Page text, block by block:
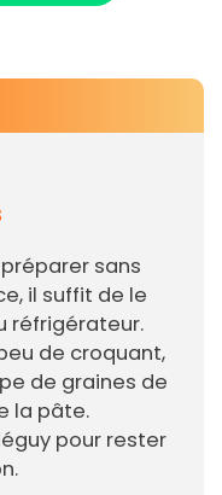
sans
il suffit de le
réfrigérateur.
de croquant,
de graines de
la pâte.
pour rester